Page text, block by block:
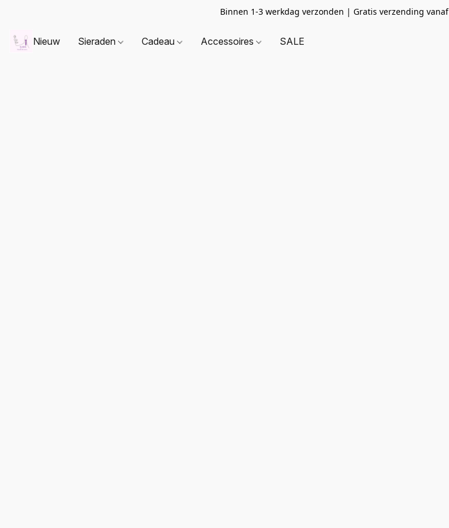
Binnen 1-3 werkdag verzonden | Gratis verzending vanaf
Nieuw Sieraden Cadeau Accessoires SALE